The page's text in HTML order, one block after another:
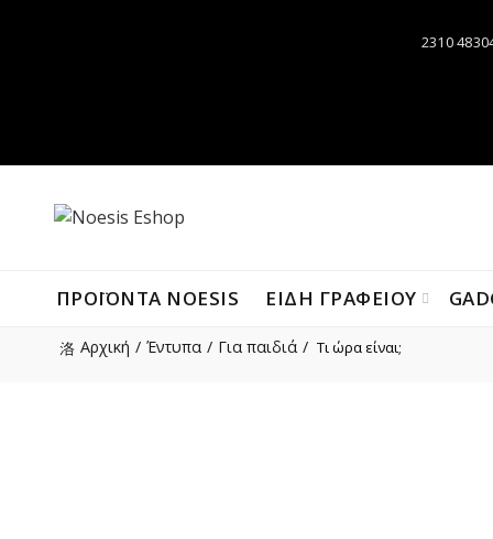
2310
ΠΡΟΪΌΝΤΑ NOESIS ΕΙΔΗ ΓΡΑΦΕΙΟΥ
Αρχική Έντυπα Για παιδιά Τι ώρα είναι;